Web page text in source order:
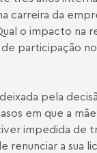
carreira da
o impacto na
participação
pela
em que a
impedida de
renunciar a sua